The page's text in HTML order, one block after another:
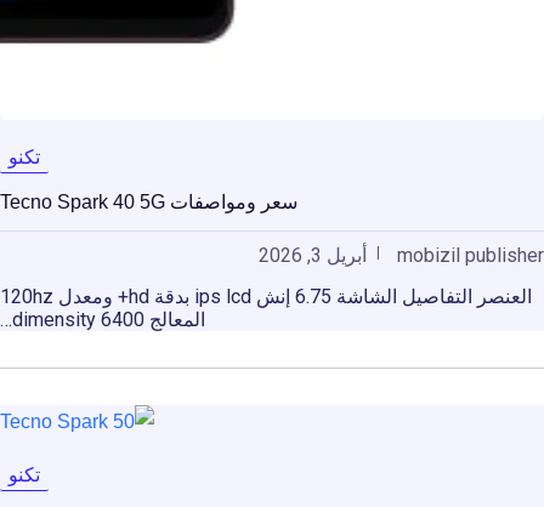
تكنو
سعر ومواصفات Tecno Spark 40 5G
mobizil publisher
أبريل 3, 2026
العنصر التفاصيل الشاشة 6.75 إنش ips lcd بدقة hd+ ومعدل 120hz
المعالج dimensity 6400…
تكنو